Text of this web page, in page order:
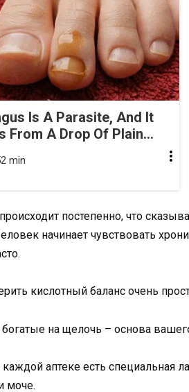
Is A Parasite, And It
From A Drop Of Plain...
min
постепенно, что
начинает чувствовать
кислотный баланс очень
аптеке есть специальная
моче.